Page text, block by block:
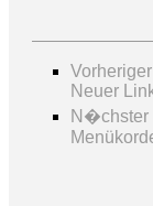
Neuer
N�chster